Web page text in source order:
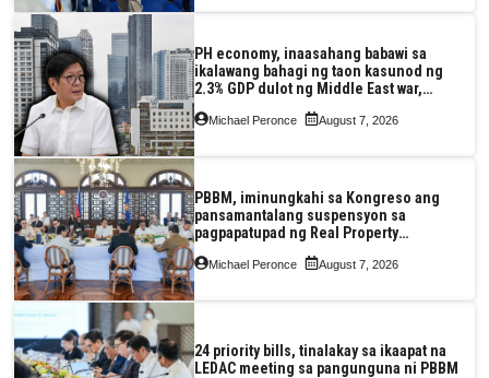
PH economy, inaasahang babawi sa
ikalawang bahagi ng taon kasunod ng
2.3% GDP dulot ng Middle East war,
pagkaantala ng public construction
Michael Peronce August 7, 2026
PBBM, iminungkahi sa Kongreso ang
pansamantalang suspensyon sa
pagpapatupad ng Real Property
Valuation and Assessment Reform Act
Michael Peronce August 7, 2026
24 priority bills, tinalakay sa ikaapat na
LEDAC meeting sa pangunguna ni PBBM